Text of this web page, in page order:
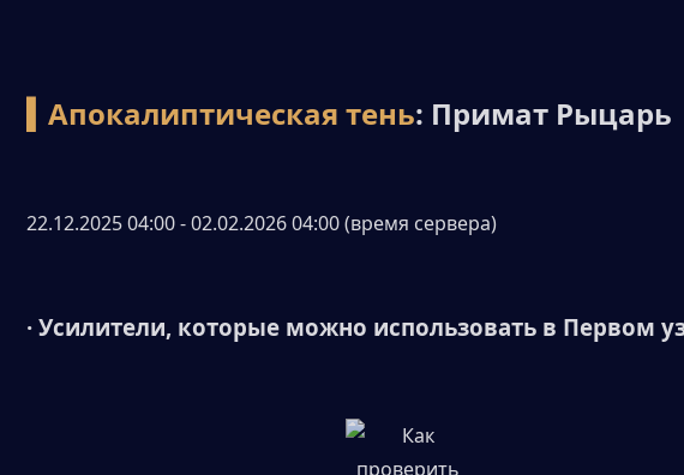
▍Апокалиптическая тень: Примат Рыцарь
22.12.2025 04:00 - 02.02.2026 04:00 (время сервера)
· Усилители, которые можно использовать в Первом